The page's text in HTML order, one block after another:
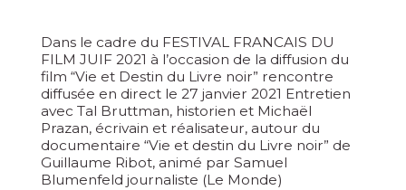
Dans le cadre du FESTIVAL FRANCAIS DU
FILM JUIF 2021 à l’occasion de la diffusion du
film “Vie et Destin du Livre noir” rencontre
diffusée en direct le 27 janvier 2021 Entretien
avec Tal Bruttman, historien et Michaël
Prazan, écrivain et réalisateur, autour du
documentaire “Vie et destin du Livre noir” de
Guillaume Ribot, animé par Samuel
Blumenfeld journaliste (Le Monde)